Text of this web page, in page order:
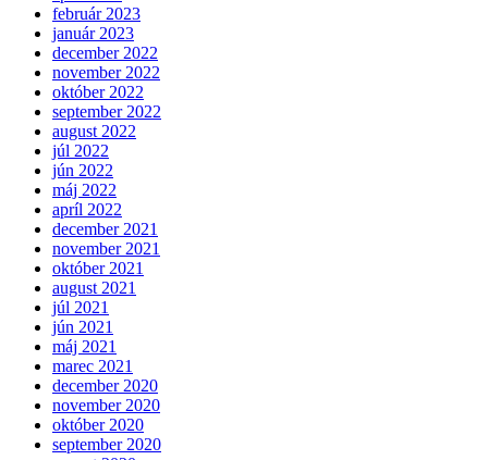
február 2023
január 2023
december 2022
november 2022
október 2022
september 2022
august 2022
júl 2022
jún 2022
máj 2022
apríl 2022
december 2021
november 2021
október 2021
august 2021
júl 2021
jún 2021
máj 2021
marec 2021
december 2020
november 2020
október 2020
september 2020